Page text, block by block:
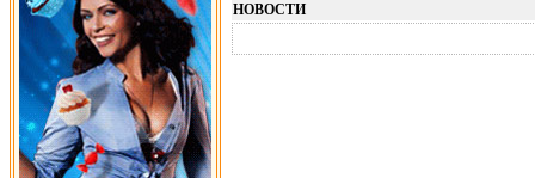
НОВОСТИ